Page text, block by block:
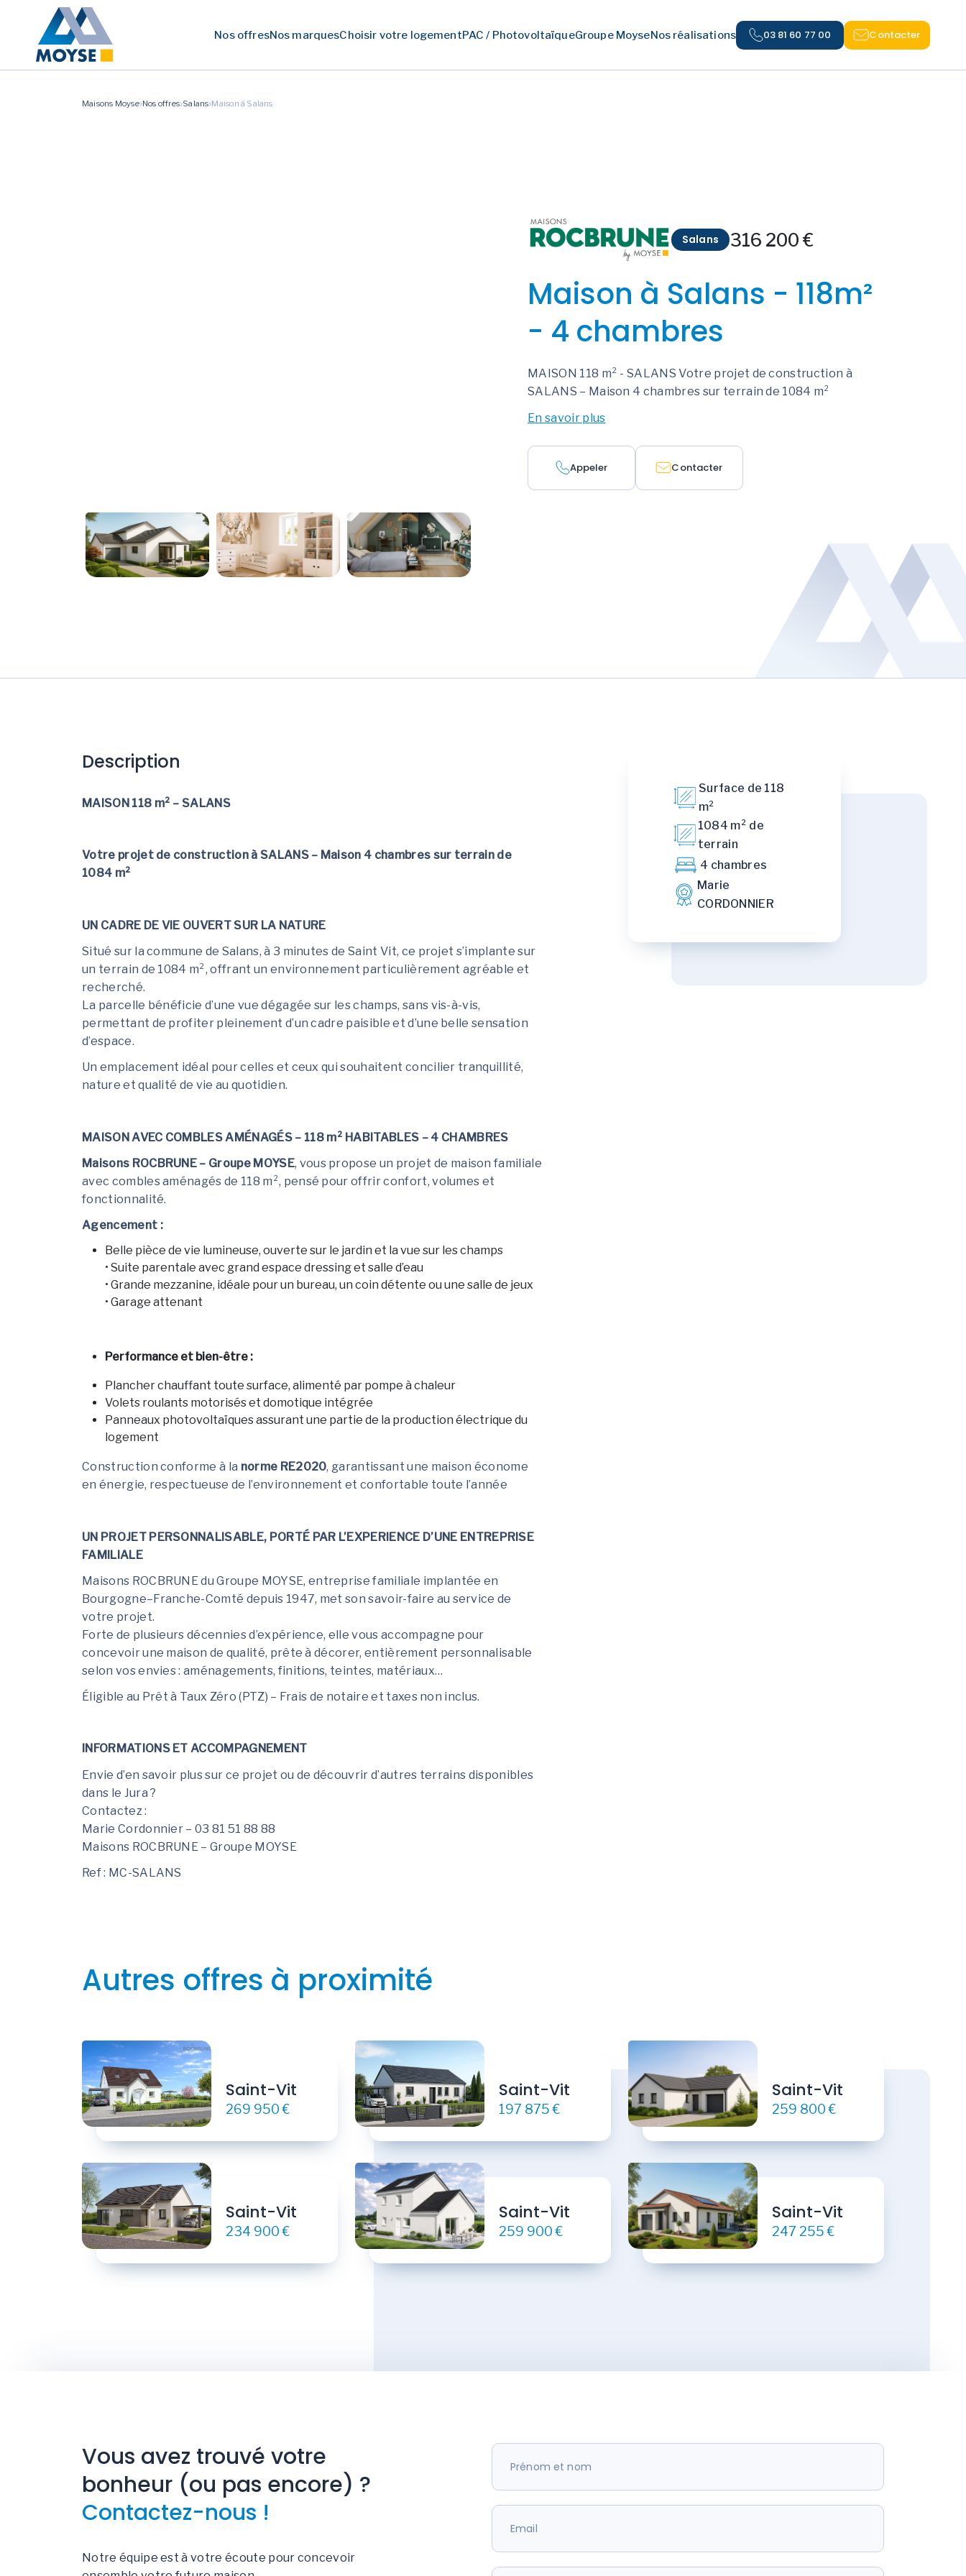
Nos offresNos marquesChoisir votre logementPAC / PhotovoltaïqueGroupe MoyseNos réalisations 03 81 60 77 00 Contacter
Maisons Moyse Nos offres Salans Maison à Salans
Salans 316 200 €
Maison à Salans - 118m²
- 4 chambres
MAISON 118 m² - SALANS Votre projet de construction à
SALANS – Maison 4 chambres sur terrain de 1084 m²
En savoir plus
Appeler Contacter
Description
MAISON 118 m² – SALANS
Votre projet de construction à SALANS – Maison 4 chambres sur terrain de
1084 m²
UN CADRE DE VIE OUVERT SUR LA NATURE
Situé sur la commune de Salans, à 3 minutes de Saint Vit, ce projet s’implante sur
un terrain de 1084 m², offrant un environnement particulièrement agréable et
recherché.
La parcelle bénéficie d’une vue dégagée sur les champs, sans vis-à-vis,
permettant de profiter pleinement d’un cadre paisible et d’une belle sensation
d’espace.
Un emplacement idéal pour celles et ceux qui souhaitent concilier tranquillité,
nature et qualité de vie au quotidien.
MAISON AVEC COMBLES AMÉNAGÉS – 118 m² HABITABLES – 4 CHAMBRES
Maisons ROCBRUNE – Groupe MOYSE, vous propose un projet de maison familiale
avec combles aménagés de 118 m², pensé pour offrir confort, volumes et
fonctionnalité.
Agencement :
Belle pièce de vie lumineuse, ouverte sur le jardin et la vue sur les champs
• Suite parentale avec grand espace dressing et salle d’eau
• Grande mezzanine, idéale pour un bureau, un coin détente ou une salle de jeux
• Garage attenant
Performance et bien-être :
Plancher chauffant toute surface, alimenté par pompe à chaleur
Volets roulants motorisés et domotique intégrée
Panneaux photovoltaïques assurant une partie de la production électrique du
logement
Construction conforme à la norme RE2020, garantissant une maison économe
en énergie, respectueuse de l’environnement et confortable toute l’année
UN PROJET PERSONNALISABLE, PORTÉ PAR L’EXPERIENCE D’UNE ENTREPRISE
FAMILIALE
Maisons ROCBRUNE du Groupe MOYSE, entreprise familiale implantée en
Bourgogne–Franche-Comté depuis 1947, met son savoir-faire au service de
votre projet.
Forte de plusieurs décennies d’expérience, elle vous accompagne pour
concevoir une maison de qualité, prête à décorer, entièrement personnalisable
selon vos envies : aménagements, finitions, teintes, matériaux…
Éligible au Prêt à Taux Zéro (PTZ) – Frais de notaire et taxes non inclus.
INFORMATIONS ET ACCOMPAGNEMENT
Envie d’en savoir plus sur ce projet ou de découvrir d’autres terrains disponibles
dans le Jura ?
Contactez :
Marie Cordonnier – 03 81 51 88 88
Maisons ROCBRUNE – Groupe MOYSE
Ref : MC-SALANS
Surface de 118
m²
1084 m² de
terrain
4 chambres
Marie
CORDONNIER
Autres offres à proximité
Saint-Vit
269 950 €
Saint-Vit
197 875 €
Saint-Vit
259 800 €
Saint-Vit
234 900 €
Saint-Vit
259 900 €
Saint-Vit
247 255 €
Vous avez trouvé votre
bonheur (ou pas encore) ?
Contactez-nous !
Notre équipe est à votre écoute pour concevoir